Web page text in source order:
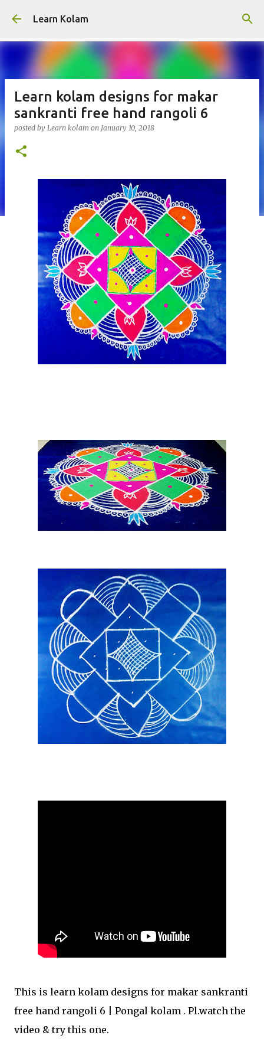
Learn Kolam
Learn kolam designs for makar
sankranti free hand rangoli 6
posted by Learn kolam on January 10, 2018
This is learn kolam designs for makar sankranti
free hand rangoli 6 | Pongal kolam . Pl.watch the
video & try this one.